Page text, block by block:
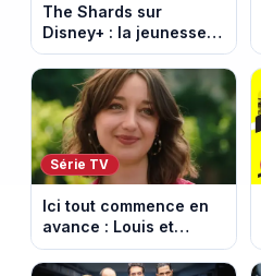
The Shards sur
Disney+ : la jeunesse
dorée de Los Angeles
face à un tueur dans
les années 80
Série TV
Ici tout commence en
avance : Louis et
Jasmine enfin en
couple. Episode du 7